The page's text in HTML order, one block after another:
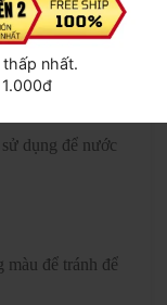
khuếch tán mùi
dụng để nước
màu để tránh để
thấp nhất.